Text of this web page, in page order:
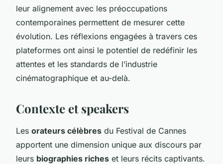
leur alignement avec les préoccupations
contemporaines permettent de mesurer cette
évolution. Les réflexions engagées à travers ces
plateformes ont ainsi le potentiel de redéfinir les
attentes et les standards de l’industrie
cinématographique et au-delà.
Contexte et speakers
Les orateurs célèbres du Festival de Cannes
apportent une dimension unique aux discours par
leurs biographies riches et leurs récits captivants.